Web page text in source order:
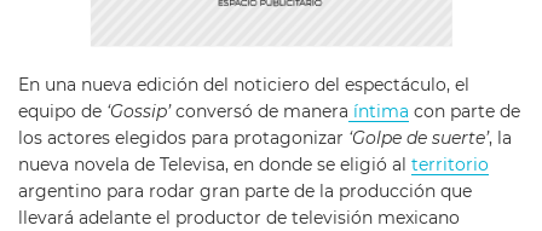
En una nueva edición del noticiero del espectáculo, el
equipo de ‘Gossip’conversó de manera íntima con parte de
los actores elegidos para protagonizar ‘Golpe de suerte’, la
nueva novela de Televisa, en donde se eligió al territorio
argentino para rodar gran parte de la producción que
llevará adelante el productor de televisión mexicano